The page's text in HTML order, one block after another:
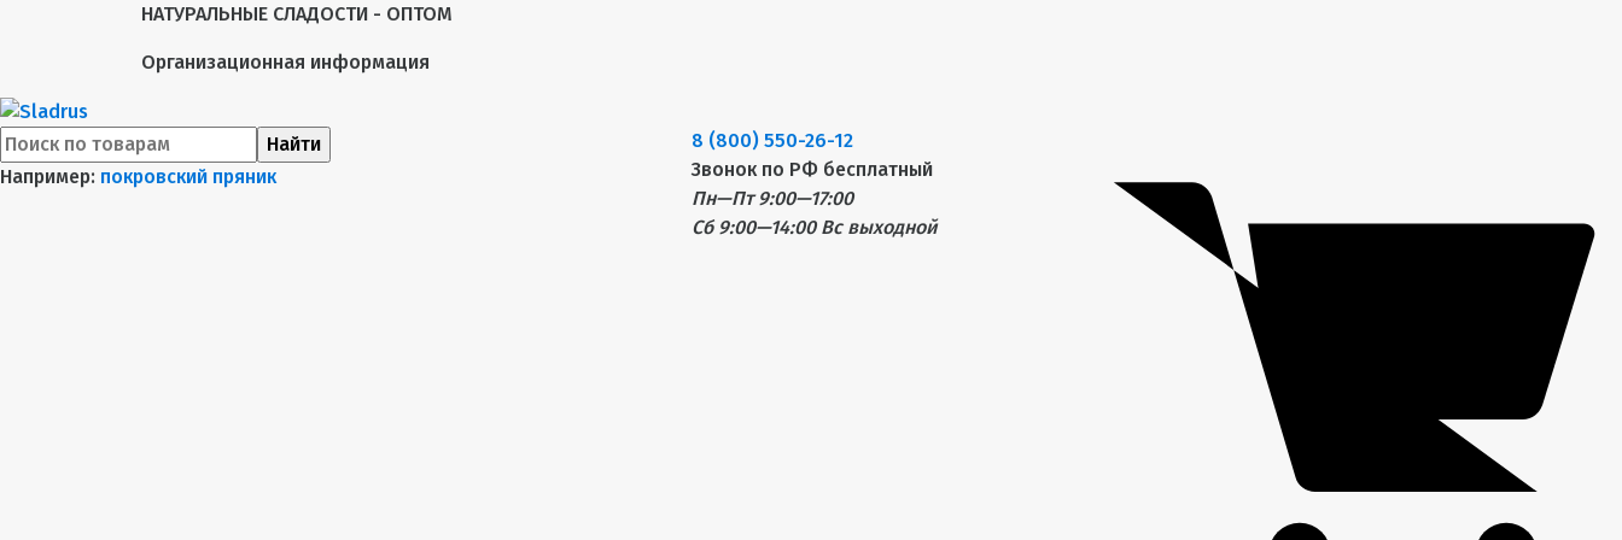
НАТУРАЛЬНЫЕ СЛАДОСТИ - ОПТОМ
Организационная информация
Найти
Например: покровский пряник
8 (800) 550-26-12
Звонок по РФ бесплатный
Пн—Пт 9:00—17:00
Сб 9:00—14:00 Вс выходной